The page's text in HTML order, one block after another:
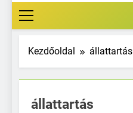
Kezdőoldal állattartás
állattartás